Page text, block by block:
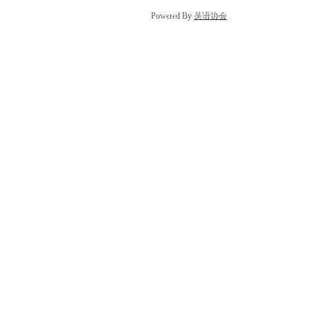
Powered By 吴语协会